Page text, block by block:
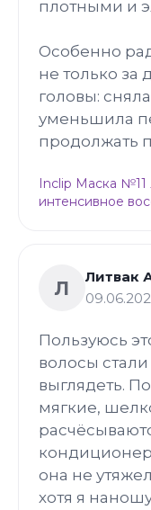
плотными и
Особенно
не только за
головы:
уменьшила
продолжать
Inclip Маска
интенсивное
Л
Литвак
Пользуюсь
волосы
выглядеть.
мягкие,
она не
хотя я